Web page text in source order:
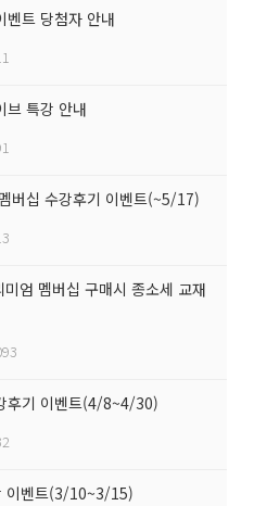
벤트 당첨자 안내
특강 안내
버십 수강후기 이벤트(~5/17)
엄 멤버십 구매시 종소세 교재
후기 이벤트(4/8~4/30)
이벤트(3/10~3/15)